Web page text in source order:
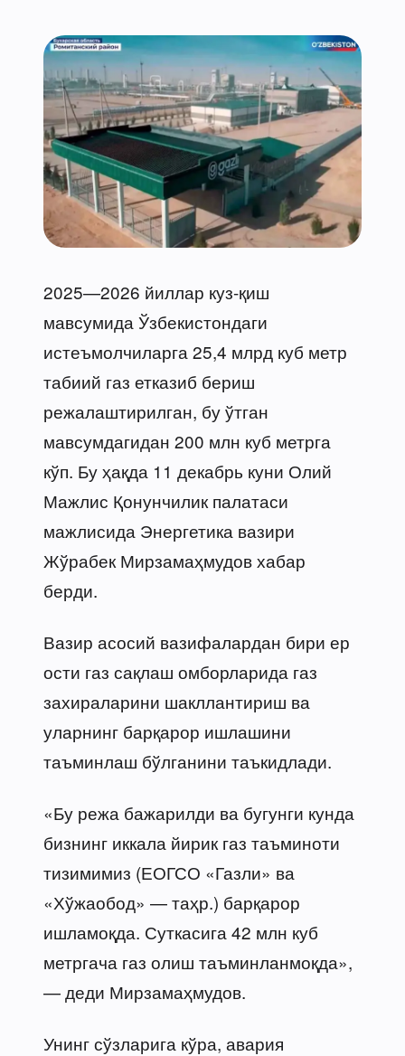
2025—2026 йиллар куз-қиш
мавсумида Ўзбекистондаги
истеъмолчиларга 25,4 млрд куб метр
табиий газ етказиб бериш
режалаштирилган, бу ўтган
мавсумдагидан 200 млн куб метрга
кўп. Бу ҳақда 11 декабрь куни Олий
Мажлис Қонунчилик палатаси
мажлисида Энергетика вазири
Жўрабек Мирзамаҳмудов хабар
берди.
Вазир асосий вазифалардан бири ер
ости газ сақлаш омборларида газ
захираларини шакллантириш ва
уларнинг барқарор ишлашини
таъминлаш бўлганини таъкидлади.
«Бу режа бажарилди ва бугунги кунда
бизнинг иккала йирик газ таъминоти
тизимимиз (ЕОГСО «Газли» ва
«Хўжаобод» — таҳр.) барқарор
ишламоқда. Суткасига 42 млн куб
метргача газ олиш таъминланмоқда»,
— деди Мирзамаҳмудов.
Унинг сўзларига кўра, авария